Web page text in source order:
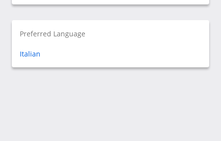
Preferred Language
Italian